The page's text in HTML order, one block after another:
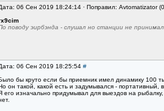
06 Сен 2019 18:24:14 · Поправил: Avtomatizator
поводу эирбэнда - слушал но станции не
06 Сен 2019 18:25:54 #
бы круто если бы приемник имел динамику 100
он такой, какой есть и задумывался - портативный,
его изначально придумывал для выездов на